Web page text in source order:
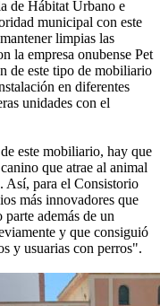
de Hábitat Urbano e
municipal con este
limpias las
la empresa onubense Pet
de este tipo de mobiliario
en diferentes
unidades con el
este mobiliario, hay que
que atrae al animal
Así, para el Consistorio
más innovadores que
además de un
y que consiguió
y usuarias con perros".